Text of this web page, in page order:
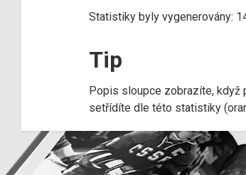
Statistiky byly vygenerovány:
Tip
Popis sloupce zobrazíte, když
setřídíte dle této statistiky